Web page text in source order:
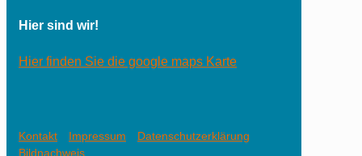
Hier sind wir!
Hier finden Sie die google maps Karte
Kontakt Impressum
Datenschutzerklärung
Bildnachweis